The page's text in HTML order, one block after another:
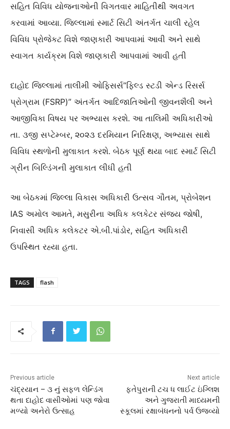
સહિત વિવિધ યોજનાઓની વિગતવાર માહિતીથી અવગત
કરવામાં આવ્યા. જિલ્લામાં સ્માર્ટ સિટી અંતર્ગત ચાલી રહેલ
વિવિધ પ્રોજેકટ વિશે જાણકારી આપવામાં આવી અને સાથે
સ્વાગત કાર્યક્રમ વિશે જાણકારી આપવામાં આવી હતી
દાહોદ જિલ્લામાં તાલીમી ઓફિસર્સ“ફિલ્ડ સ્ટડી એન્ડ રિસર્સ
પ્રોગ્રામ (FSRP)” અંતર્ગત આદિજાતિઓની જીવનશૈલી અને
આજીવિકા વિષય પર અભ્યાસ કરશે. આ તાલિમી અધિકારીઓ
તા. ૩જી સપ્ટેમ્બર, ૨૦૨૩ દરમિયાન નિરિક્ષણ, અભ્યાસ સાથે
વિવિધ સ્થળોની મુલાકાત કરશે. બેઠક પૂર્ણ થયા બાદ સ્માર્ટ સિટી
ગ્રીન બિલ્ડિંગની મુલાકાત લીધી હતી
આ બેઠકમાં જિલ્લા વિકાસ અધિકારી ઉત્સવ ગૌતમ, પ્રોબેશન
IAS અમોલ આમતે, મસુરીના અધિક કલકેટર સંજય જોષી,
નિવાસી અધિક કલેકટર એ.બી.પાંડોર, સહિત અધિકારી
ઉપસ્થિત રહ્યા હતા.
TAGS flash
Previous article
ચંદ્રયાન – ૩ નું સફળ લેન્ડિંગ
થતા દાહોદ વાસીઓમાં પણ જોવા
મળ્યો અનેરો ઉત્સાહ
Next article
ફતેપુરાની ટચ ધ લાઈટ ઇંગ્લિશ
અને ગુજરાતી માધ્યમની
સ્કૂલમાં રક્ષાબંધનનો પર્વ ઉજવ્યો